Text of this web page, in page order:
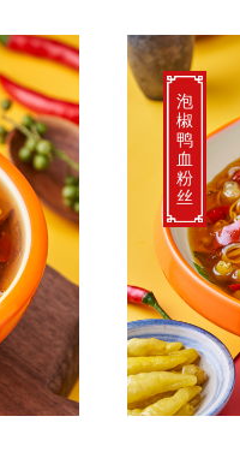
泡
椒
鸭
血
粉
丝